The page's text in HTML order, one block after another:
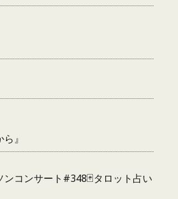
』
コンサート#348🃏タロット占い